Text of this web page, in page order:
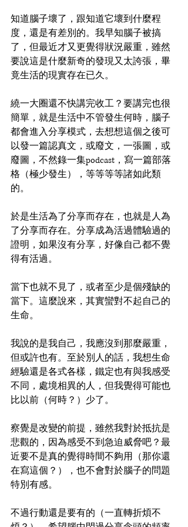
知道腦子壞了，跟知道它壞到什麼程
度，還是有差別的。我早知腦子被搞
了，但最近才又更覺得狀況嚴重，雖然
要說這是什麼新奇的發現又太誇張，畢
竟生活的現實存在已久。
繞一大圈還不快講完收工？要講完也很
簡單，就是生活中不管發生何時，腦子
都會進入分享模式，去想想這個之後可
以發一篇認真文，或廢文，一張圖，或
廢圖，不然錄一集podcast，寫一篇部落
格（極少發生），等等等等諸如此類
的。
於是生活為了分享而存在，也就是人為
了分享而存在。分享成為活過體驗過的
證明，如果沒有分享，好像自己都不覺
得有活過。
當下也就不見了，或者至少是個殘缺的
當下。這麼說來，其實蠻對不起自己的
生命。
我說的是我自己，我應沒到那麼嚴重，
但或許也有。至於別人的話，我想生命
經驗還是各式各樣，鐵定也有與我感受
不同，處境相異的人，但我覺得可能也
比以前（何時？）少了。
察覺是改變的前提，雖然我對於抵抗是
悲觀的，因為感受不到急迫威脅吧？最
近要不是真的覺得時間不夠用（那你還
在寫這個？），也不會對於腦子的問題
特別有感。
不過行動還是要有的（一直轉折煩不